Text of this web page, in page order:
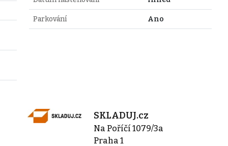
Parkování Ano
SKLADUJ.cz
Na Poříčí 1079/3a
Praha 1